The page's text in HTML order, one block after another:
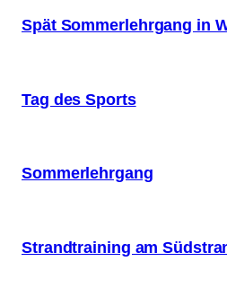
Spät Sommerlehrgang in
Tag des Sports
Sommerlehrgang
Strandtraining am